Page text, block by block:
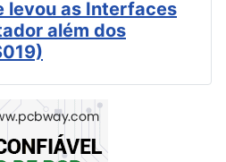
levou as Interfaces
além dos